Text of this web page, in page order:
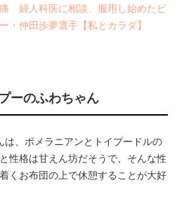
婦人科医に相談、服用し始めたピ
仲田歩夢選手【私とカラダ】
ーのふわちゃん
、ポメラニアンとトイプードルの
性格は甘えん坊だそうで、そんな性
くお布団の上で休憩することが大好